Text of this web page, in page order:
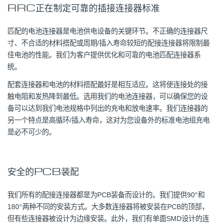
RRC正在制定可靠的插接连接器标准
匹配的电池连接器是电池供电设备的关键环节。不正确的连接器尺
寸、不合适的材料搭配或周期/插入寿命较短的配接连接器将限制最
佳电池的性能。我们为客户提供优化和可靠的电池匹配连接器系
统。
配套连接器和电池的材料搭配最好是相互适应。这将使连接处的接
触电阻和发热降到最低。选用我们的电池连接器，可以确保您的设
备可以达到我们电池规格中列出的充电和放电速率。我们连接器的
另一个特点是高循环/插入寿命，这对为您设备外的标准电池组充电
是必不可少的。
安全的PCB装配
我们所有的配接连接器都是为PCB装备而设计的。我们提供90°和
180°两种不同的安装方式。大多数连接器将被安装在PCB的顶部，
但有些连接器被设计为边缘安装。此外，我们有单面SMD设计的连